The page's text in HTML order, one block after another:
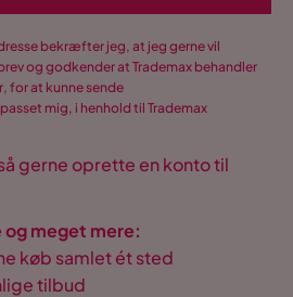
bekræfter jeg, at jeg gerne vil
og godkender at Trademax behandler
for at kunne sende
mig, i henhold til Trademax
gerne oprette en konto til
meget mere:
køb samlet ét sted
tilbud